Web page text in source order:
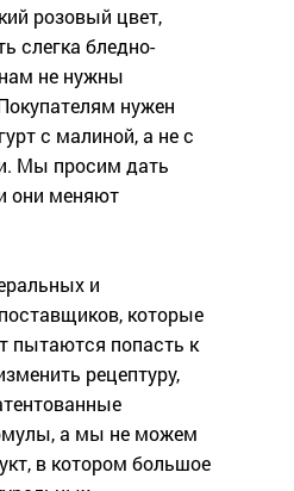
розовый цвет,
слегка бледно-
не нужны
нужен
с малиной, а не с
Мы просим дать
они меняют
и
которые
пытаются попасть к
рецептуру,
а мы не можем
в котором большое